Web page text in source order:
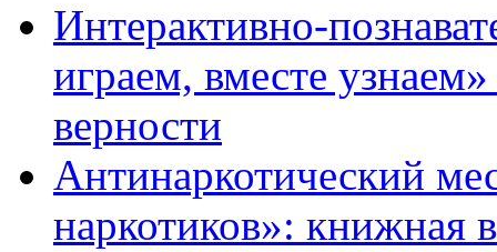
Интерактивно-
играем, вместе
верности
Антинаркотический
наркотиков»: книжная